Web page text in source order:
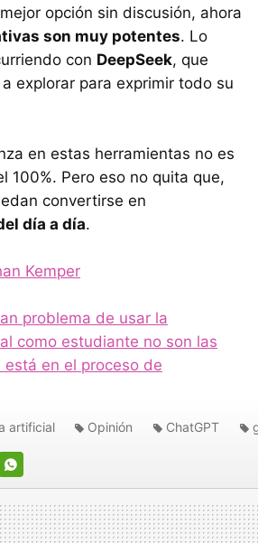
opción sin discusión, ahora
son muy potentes. Lo
con DeepSeek, que
explorar para exprimir todo su
en estas herramientas no es
Pero eso no quita que,
convertirse en
día a día.
Kemper
problema de usar la
como estudiante no son las
en el proceso de
artificial Opinión ChatGPT